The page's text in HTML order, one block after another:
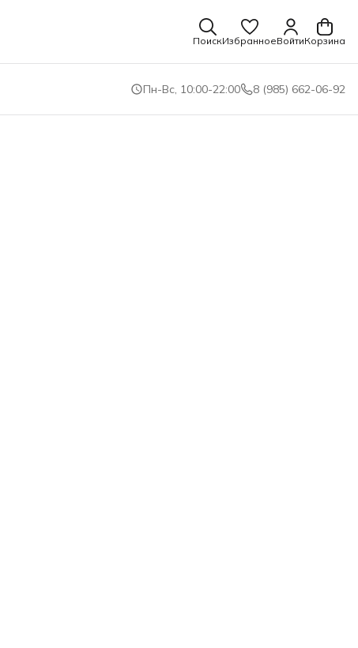
ПоискИзбранноеВойтиКорзина
Пн-Вс, 10:00-22:00 8 (985) 662-06-92